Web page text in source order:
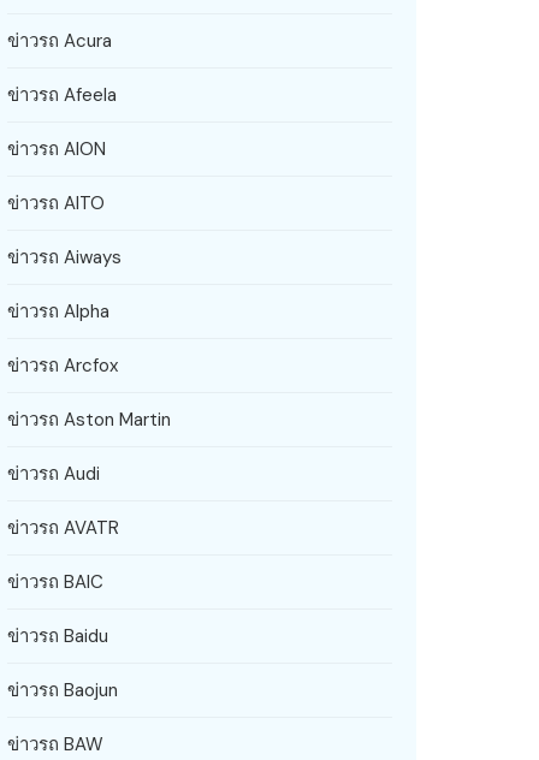
ข่าวรถ Acura
ข่าวรถ Afeela
ข่าวรถ AION
ข่าวรถ AITO
ข่าวรถ Aiways
ข่าวรถ Alpha
ข่าวรถ Arcfox
ข่าวรถ Aston Martin
ข่าวรถ Audi
ข่าวรถ AVATR
ข่าวรถ BAIC
ข่าวรถ Baidu
ข่าวรถ Baojun
ข่าวรถ BAW